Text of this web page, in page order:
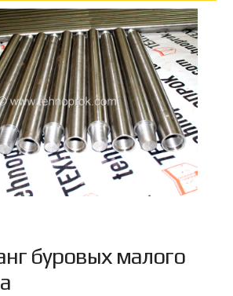
буровых малого